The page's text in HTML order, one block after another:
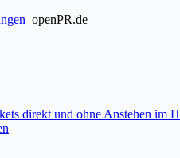
openPR.de
direkt und ohne Anstehen im